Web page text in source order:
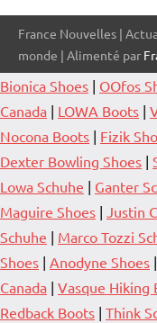
France Nouvelles |
monde | Alimenté par
Bionica Shoes | OOfos
Canada | LOWA Boots |
Nocona Boots | Fizik
Dexter Bowling Shoes |
Lowa Schuhe | Ganter
Maguire Shoes | Justin
Schuhe | Marco Tozzi
Shoes | Anodyne Shoes |
Canada | Vasque Hiking
Redback Boots | Think